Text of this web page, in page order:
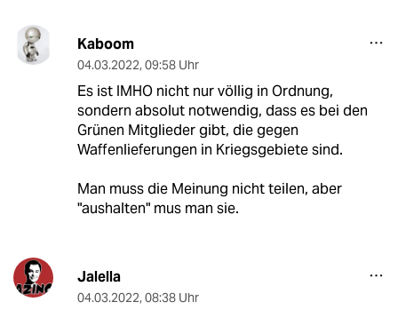
Kaboom
04.03.2022, 09:58 Uhr
Es ist IMHO nicht nur völlig in Ordnung,
sondern absolut notwendig, dass es bei den
Grünen Mitglieder gibt, die gegen
Waffenlieferungen in Kriegsgebiete sind.
Man muss die Meinung nicht teilen, aber
"aushalten" mus man sie.
Jalella
04.03.2022, 08:38 Uhr